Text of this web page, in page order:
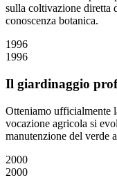
sulla coltivazione diretta
conoscenza botanica.
1996
1996
Il giardinaggio
Otteniamo ufficialmente
vocazione agricola si
manutenzione del verde
2000
2000